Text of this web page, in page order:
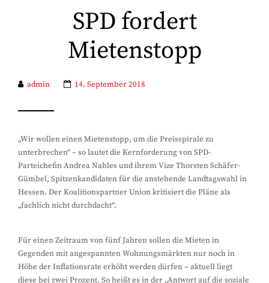
SPD fordert
Mietenstopp
admin 14. September 2018
„Wir wollen einen Mietenstopp, um die Preisspirale zu
unterbrechen“ – so lautet die Kernforderung von SPD-
Parteichefin Andrea Nahles und ihrem Vize Thorsten Schäfer-
Gümbel, Spitzenkandidaten für die anstehende Landtagswahl in
Hessen. Der Koalitionspartner Union kritisiert die Pläne als
„fachlich nicht durchdacht“.
Für einen Zeitraum von fünf Jahren sollen die Mieten in
Gegenden mit angespannten Wohnungsmärkten nur noch in
Höhe der Inflationsrate erhöht werden dürfen – aktuell liegt
diese bei zwei Prozent. So heißt es in der „Antwort auf die soziale